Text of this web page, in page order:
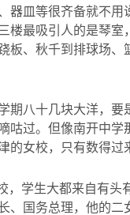
器皿等很齐备就不
楼最吸引人的是琴
板、秋千到排球场
期八十几块大洋，
咕过。但像南开中
的女校，只有数得过
，学生大都来自有
、国务总理，他的